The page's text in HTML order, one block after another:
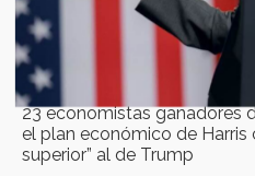
23 economistas ganadores
el plan económico de
superior” al de Trump